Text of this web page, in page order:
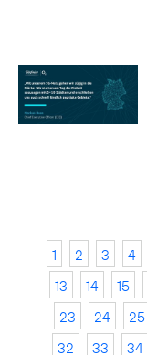
1 2 3 4
13
14 15
23
24 25
32
33 34